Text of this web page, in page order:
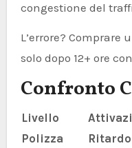
congestione del
L’errore? Comprare
solo dopo 12+ ore
Confronto
Livello
Polizza
Ritardo